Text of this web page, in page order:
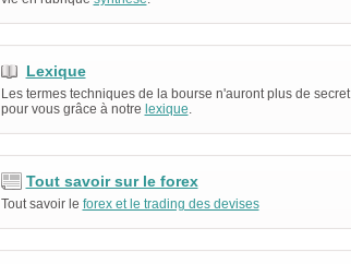
Lexique
Les termes techniques de la bourse n'auront plus de secret
pour vous grâce à notre lexique.
Tout savoir sur le forex
Tout savoir le forex et le trading des devises